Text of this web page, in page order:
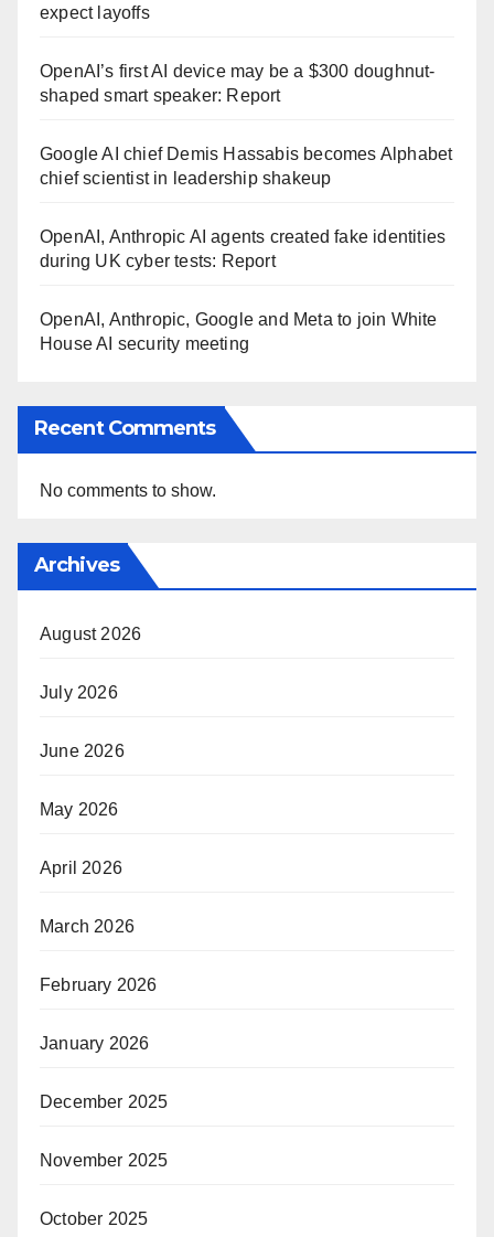
expect layoffs
OpenAI’s first AI device may be a $300 doughnut-
shaped smart speaker: Report
Google AI chief Demis Hassabis becomes Alphabet
chief scientist in leadership shakeup
OpenAI, Anthropic AI agents created fake identities
during UK cyber tests: Report
OpenAI, Anthropic, Google and Meta to join White
House AI security meeting
Recent Comments
No comments to show.
Archives
August 2026
July 2026
June 2026
May 2026
April 2026
March 2026
February 2026
January 2026
December 2025
November 2025
October 2025